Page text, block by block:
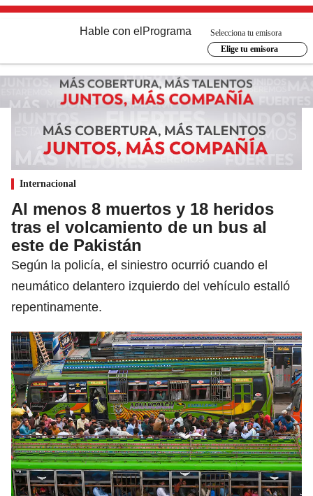
Hable con el Programa
Selecciona tu emisora
Elige tu emisora
Internacional
Al menos 8 muertos y 18 heridos
tras el volcamiento de un bus al
este de Pakistán
Según la policía, el siniestro ocurrió cuando el
neumático delantero izquierdo del vehículo estalló
repentinamente.